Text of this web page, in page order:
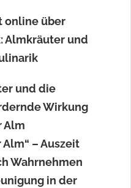
online über
Almkräuter und
und die
Wirkung
Alm
– Auszeit
Wahrnehmen
in der